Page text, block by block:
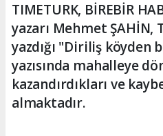
TIMETURK, BİREBİR
yazarı Mehmet ŞAHİN,
yazdığı "Diriliş köyden
yazısında mahalleye
kazandırdıkları ve
almaktadır.